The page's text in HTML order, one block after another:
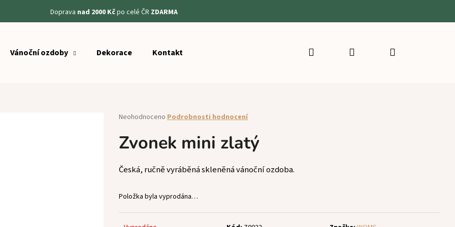
Doprava nad 2000 Kčpo celé ČR ZDARMA
Vánoční ozdoby Dekorace Kontakt Hledat PřihlášeníNákupní
Průměrné
produktu
je
z
5
Neohodnoceno Podrobnosti hodnocení
Zvonek mini zlatý
Česká, ručně vyráběná skleněná vánoční ozdoba.
Položka byla vyprodána…
Co potřebujete najít?